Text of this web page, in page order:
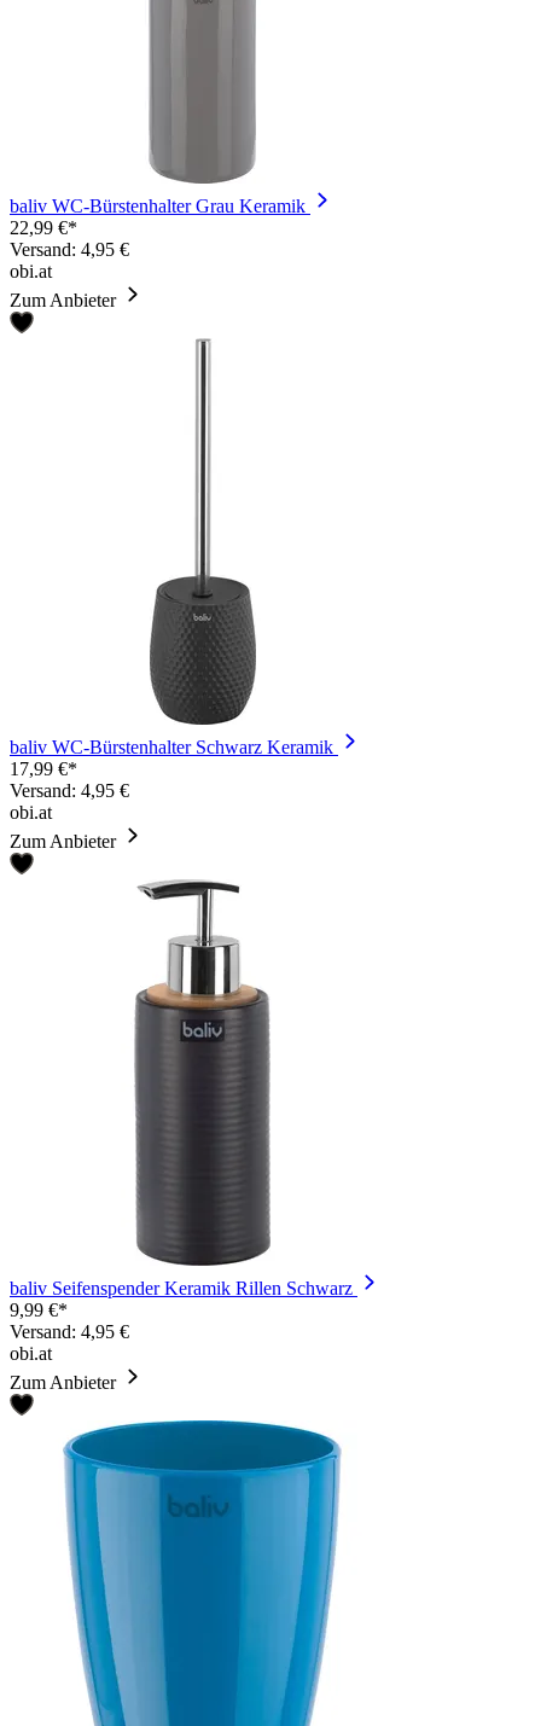
baliv WC-Bürstenhalter Grau Keramik
22,99 €*
Versand: 4,95 €
obi.at
Zum Anbieter
baliv WC-Bürstenhalter Schwarz Keramik
17,99 €*
Versand: 4,95 €
obi.at
Zum Anbieter
baliv Seifenspender Keramik Rillen Schwarz
9,99 €*
Versand: 4,95 €
obi.at
Zum Anbieter